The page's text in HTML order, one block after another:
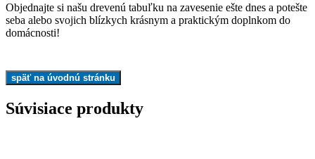
Objednajte si našu drevenú tabuľku na zavesenie ešte dnes a potešte
seba alebo svojich blízkych krásnym a praktickým doplnkom do
domácnosti!
Súvisiace produkty